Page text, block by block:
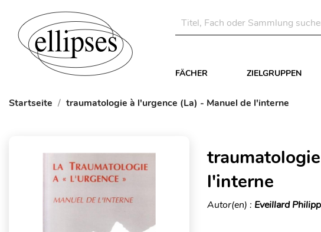
FÄCHER ZIELGRUPPEN
Startseite traumatologie à l'urgence (La) - Manuel de l'interne
l'interne
Autor(en) : Eveillard